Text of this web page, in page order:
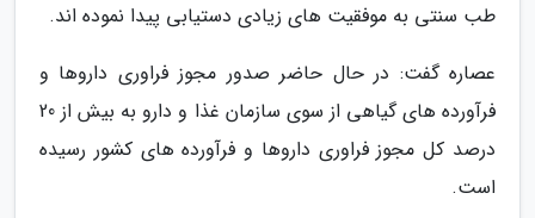
طب سنتی به موفقیت های زیادی دستیابی پیدا نموده اند.
عصاره گفت: در حال حاضر صدور مجوز فراوری داروها و
فرآورده های گیاهی از سوی سازمان غذا و دارو به بیش از 20
درصد کل مجوز فراوری داروها و فرآورده های کشور رسیده
است.